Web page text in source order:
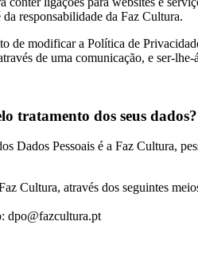
responsabilidade da Faz Cultura.
de modificar a Política de
de uma comunicação, e ser-
tratamento dos seus dados?
Dados Pessoais é a Faz Cultura,
Cultura, através dos seguintes
dpo@fazcultura.pt